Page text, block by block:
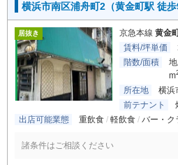
横浜市南区浦舟町2（黄金町駅 徒
居抜き 京急本線 黄金
賃料/坪単価
階数/面積
m
所在地
横浜
前テナント
出店可能業態
重飲食 軽飲食 バー・ク
諸条件はご相談ください